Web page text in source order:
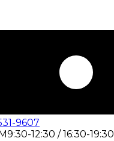
9607
9:30-12:30 / 16:30-19:30